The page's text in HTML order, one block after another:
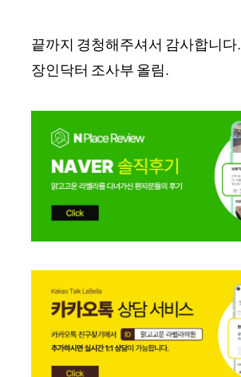
끝까지 경청해주셔서 감사합니다.
장인닥터 조사부 올림.